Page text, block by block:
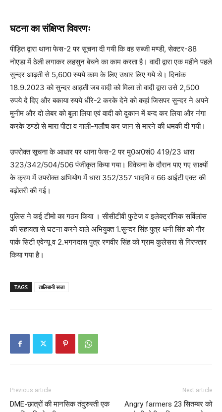
घटना का संक्षिप्त विवरणः
पीड़ित द्वारा थाना फेस-2 पर सूचना दी गयी कि वह सब्जी मण्डी, सेक्टर-88
नोएडा में ठेली लगाकर लहसुन बेचने का काम करता है। वादी द्वारा एक महीने पहले
सुन्दर आढ़ती से 5,600 रुपये काम के लिए उधार लिए गये थे। दिनांक
18.9.2023 को सुन्दर आढ़ती जब वादी को मिला तो वादी द्वारा उसे 2,500
रुपये दे दिए और बकाया रुपये धीरे-2 करके देने को कहां जिसपर सुन्दर ने अपने
मुनीम और दो लेबर को बुला लिया एवं वादी को दुकान में बन्द कर लिया और नंगा
करके डण्डो से मारा पीटा व गाली-गलौच कर जान से मारने की धमकी दी गयी।
उपरोक्त सूचना के आधार पर थाना फेस-2 पर मु0अ0सं0 419/23 धारा
323/342/504/506 पंजीकृत किया गया। विवेचना के दौरान पाए गए साक्ष्यों
के क्रम में उपरोक्त अभियोग में धारा 352/357 भादवि व 66 आईटी एक्ट की
बढ़ोतरी की गई।
पुलिस ने कई टीमो का गठन किया । सीसीटीवी फुटेज व इलेक्ट्रॉनिक सर्विलांस
की सहायता से घटना करने वाले अभियुक्त 1.सुन्दर सिंह पुत्र धनी सिंह को गौर
पार्क सिटी एवेन्यू व 2.भगनदास पुत्र रणवीर सिंह को ग्राम कुलेसरा से गिरफ्तार
किया गया है।
TAGS तालिबानी सजा
Previous article
DME-छात्रों की मानसिक तंदुरुस्ती एक
Next article
Angry farmers 23 सितम्बर को